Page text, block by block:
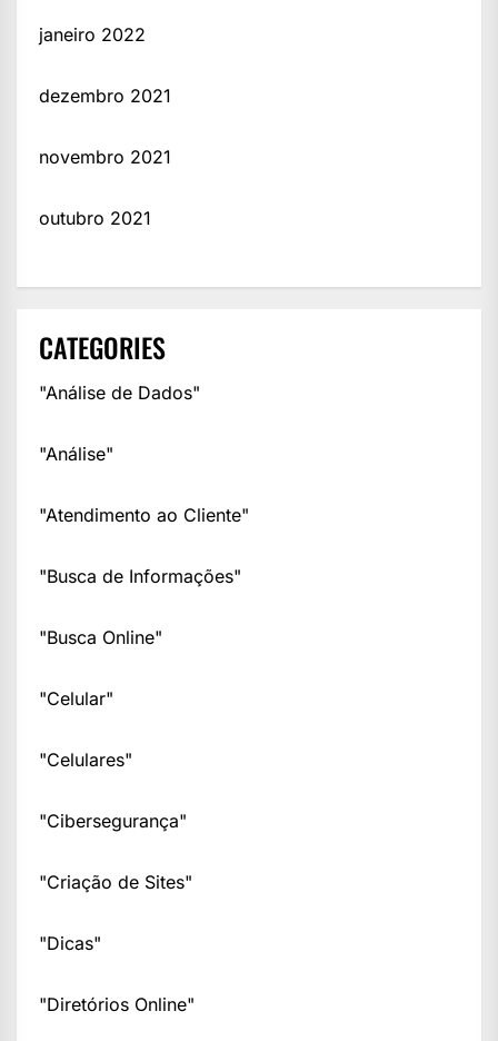
janeiro 2022
dezembro 2021
novembro 2021
outubro 2021
CATEGORIES
"Análise de Dados"
"Análise"
"Atendimento ao Cliente"
"Busca de Informações"
"Busca Online"
"Celular"
"Celulares"
"Cibersegurança"
"Criação de Sites"
"Dicas"
"Diretórios Online"